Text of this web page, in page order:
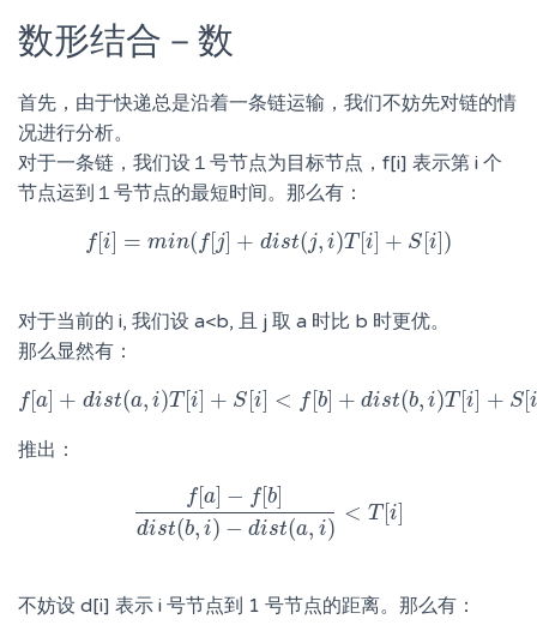
数形结合－数
首先，由于快递总是沿着一条链运输，我们不妨先对链的情
况进行分析。
对于一条链，我们设１号节点为目标节点，f[i] 表示第 i 个
节点运到１号节点的最短时间。那么有：
f[i] = min( f[j] + dist(j, i)T [i] + S [i])
f[i]=min (f j]+ dist(j,i)T [ ]+ S[ )
对于当前的 i, 我们设 a<b, 且 j 取 a 时比 b 时更优。
那么显然有：
f[a] + dist(a, i)T [i] + S [i] < f[b] + dist(b, i)T[i] + S[
f[a]+d ist( a ,i T[i] +S[ <f b ]+ dis t(b,i)T[i] + S[ ]
推出：
f[a] − f[b]
dist(b, i) − dist(a, i)
< T[i]
f[a]−f[b]dist(b,i)−dist( a,i) <T[ i]
不妨设 d[i] 表示 i 号节点到 1 号节点的距离。那么有：